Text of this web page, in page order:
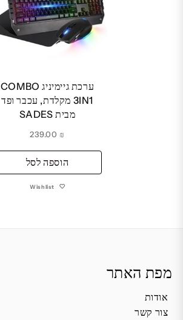
ערכת גיימיניג COMBO
3IN1 מקלדת, עכבר ופד
מבית SADES
₪
הוספה לסל
Wishlist
מפת האתר
אודות
צור קשר